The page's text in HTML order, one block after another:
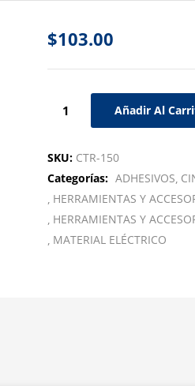
$103.00
Añadir Al
SKU: CTR-150
Categorías: ADHESIVOS
HERRAMIENTAS Y
HERRAMIENTAS Y
MATERIAL ELÉCTRICO